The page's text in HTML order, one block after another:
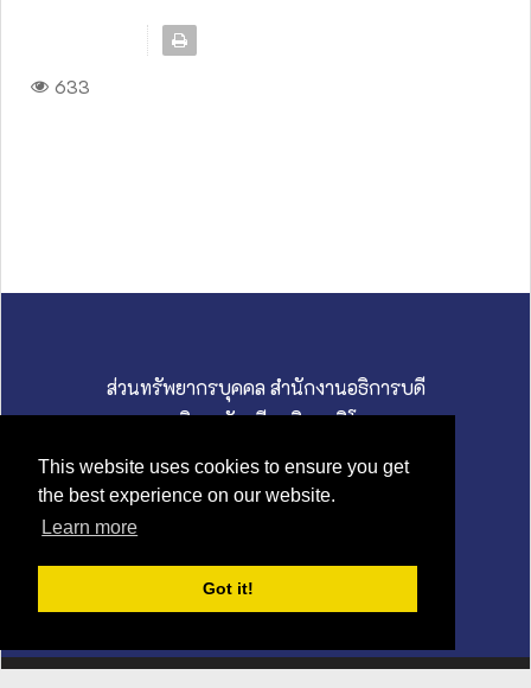
This website uses cookies to ensure you get
the best experience on our website.
Learn more
Got it!
633
ส่วนทรัพยากรบุคคล สำนักงานอธิการบดี
มหาวิทยาลัยศรีนครินทรวิโรฒ
114 สุขุมวิท 23 ถนนสุขุมวิท แขวงคลองเตยเหนือ
เขตวัฒนา กรุงเทพมหานคร 10110
02 649 5000 I hrswu@g.swu.ac.th